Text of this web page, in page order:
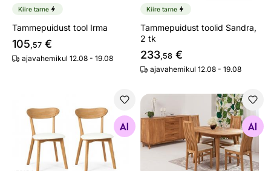
Kiire tarne
Tammepuidust tool Irma
105,57 €
ajavahemikul 12.08 - 19.08
Kiire tarne
Tammepuidust toolid Sandra,
2 tk
233,58 €
ajavahemikul 12.08 - 19.08
Tammepuidust toolid Irma, 2 tk
Otsi sarnaseid
Tammepuust pikendatav
Otsi sarnaseid